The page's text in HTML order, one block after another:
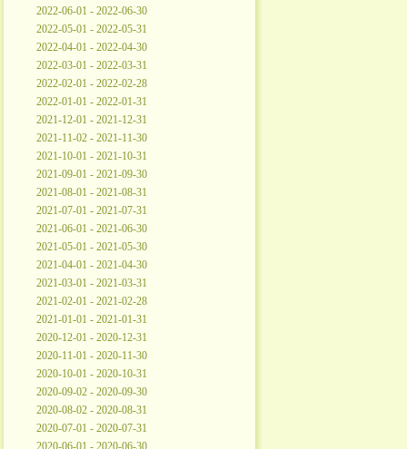
2022-06-01 - 2022-06-30
2022-05-01 - 2022-05-31
2022-04-01 - 2022-04-30
2022-03-01 - 2022-03-31
2022-02-01 - 2022-02-28
2022-01-01 - 2022-01-31
2021-12-01 - 2021-12-31
2021-11-02 - 2021-11-30
2021-10-01 - 2021-10-31
2021-09-01 - 2021-09-30
2021-08-01 - 2021-08-31
2021-07-01 - 2021-07-31
2021-06-01 - 2021-06-30
2021-05-01 - 2021-05-30
2021-04-01 - 2021-04-30
2021-03-01 - 2021-03-31
2021-02-01 - 2021-02-28
2021-01-01 - 2021-01-31
2020-12-01 - 2020-12-31
2020-11-01 - 2020-11-30
2020-10-01 - 2020-10-31
2020-09-02 - 2020-09-30
2020-08-02 - 2020-08-31
2020-07-01 - 2020-07-31
2020-06-01 - 2020-06-30